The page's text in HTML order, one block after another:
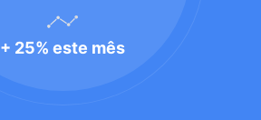
+ 25% este mês